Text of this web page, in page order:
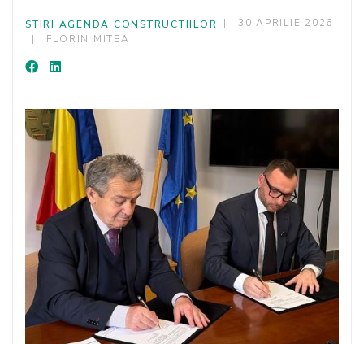
STIRI AGENDA CONSTRUCTIILOR
30 APRILIE 2026
FLORIN MITEA